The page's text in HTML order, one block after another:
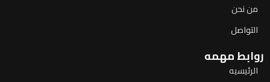
من نحن
التواصل
روابط مهمه
الرئيسيه